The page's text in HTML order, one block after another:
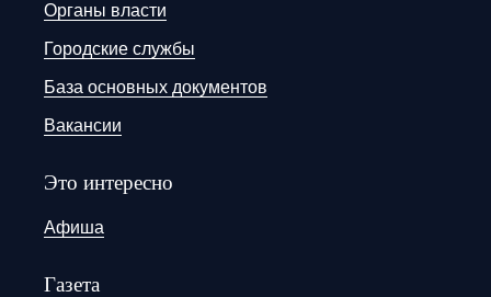
Органы власти
Городские службы
База основных документов
Вакансии
Это интересно
Афиша
Газета